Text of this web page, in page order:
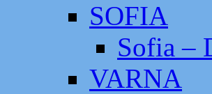
SOFIA
Sofia –
VARNA